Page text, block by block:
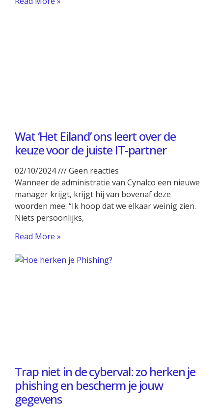
Wat ‘Het Eiland’ ons leert over de
keuze voor de juiste IT-partner
02/10/2024
Geen reacties
Wanneer de administratie van Cynalco een nieuwe
manager krijgt, krijgt hij van bovenaf deze
woorden mee: “Ik hoop dat we elkaar weinig zien.
Niets persoonlijks,
Read More »
Trap niet in de cyberval: zo herken je
phishing en bescherm je jouw
gegevens